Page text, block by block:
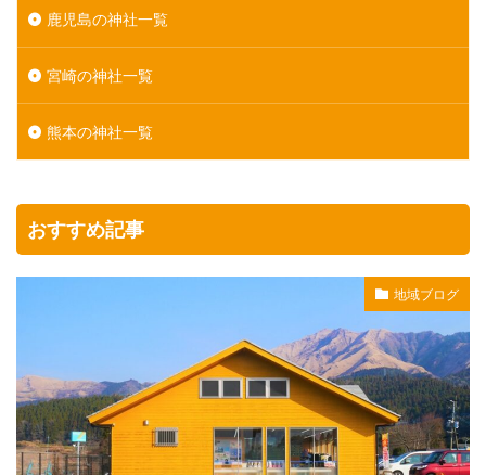
鹿児島の神社一覧
宮崎の神社一覧
熊本の神社一覧
おすすめ記事
地域ブログ